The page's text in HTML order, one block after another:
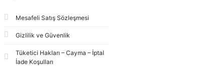
Mesafeli Satış Sözleşmesi
Gizlilik ve Güvenlik
Tüketici Hakları – Cayma – İptal
İade Koşulları